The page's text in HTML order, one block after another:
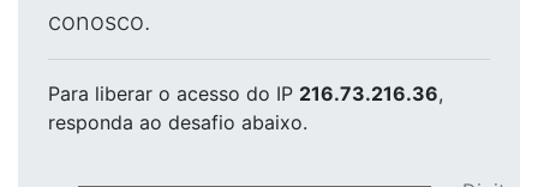
conosco.
Para liberar o acesso do IP 216.73.216.36,
responda ao desafio abaixo.